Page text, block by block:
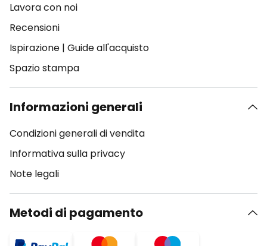
Lavora con noi
Recensioni
Ispirazione | Guide all'acquisto
Spazio stampa
Informazioni generali
Condizioni generali di vendita
Informativa sulla privacy
Note legali
Metodi di pagamento